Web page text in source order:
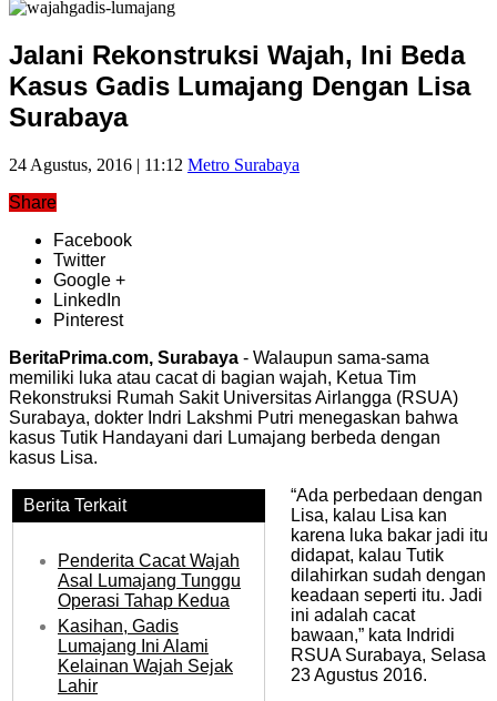
Jalani Rekonstruksi Wajah, Ini Beda
Kasus Gadis Lumajang Dengan Lisa
Surabaya
24 Agustus, 2016 | 11:12 Metro Surabaya
Share
Facebook
Twitter
Google +
LinkedIn
Pinterest
BeritaPrima.com, Surabaya - Walaupun sama-sama
memiliki luka atau cacat di bagian wajah, Ketua Tim
Rekonstruksi Rumah Sakit Universitas Airlangga (RSUA)
Surabaya, dokter Indri Lakshmi Putri menegaskan bahwa
kasus Tutik Handayani dari Lumajang berbeda dengan
kasus Lisa.
Berita Terkait
Penderita Cacat Wajah
Asal Lumajang Tunggu
Operasi Tahap Kedua
Kasihan, Gadis
Lumajang Ini Alami
Kelainan Wajah Sejak
Lahir
“Ada perbedaan dengan
Lisa, kalau Lisa kan
karena luka bakar jadi itu
didapat, kalau Tutik
dilahirkan sudah dengan
keadaan seperti itu. Jadi
ini adalah cacat
bawaan,” kata Indridi
RSUA Surabaya, Selasa
23 Agustus 2016.